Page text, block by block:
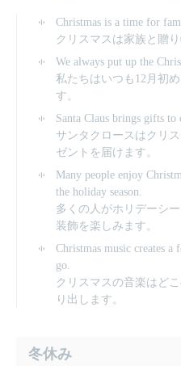
Christmas is a time for
クリスマスは家族と贈
We always put up the
私たちはいつも12月初
す。
Santa Claus brings gifts
サンタクロースはクリ
ゼントを届けます。
Many people enjoy
the holiday season.
多くの人がホリデーシ
装飾を楽しみます。
Christmas music creates a
go.
クリスマスの音楽はど
り出します。
冬休み